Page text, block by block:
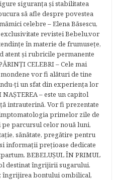
siguranţa şi stabilitatea
să afle despre povestea
celebre – Elena Băsescu,
revistei Bebelu,vor
în materie de frumuseţe,
atent şi rubricile permanente
CELEBRI – Cele mai
vor fi alături de tine
ţi un sfat din experienţa lor
– este un capitol
intrauterină. Vor fi prezentate
primelor zile de
parcursul celor nouă luni,
sănătate, pregătire pentru
informaţii preţioase dedicate
BEBELUŞUL ÎN PRIMUL
destinat îngrijirii sugarului.
îngrijirea bontului ombilical,